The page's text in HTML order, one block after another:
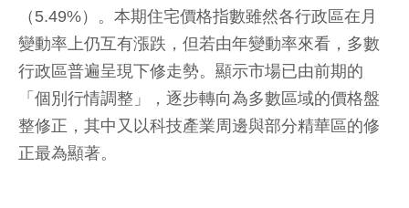
（5.49%）。本期住宅價格指數雖然各行政區在月
變動率上仍互有漲跌，但若由年變動率來看，多數
行政區普遍呈現下修走勢。顯示市場已由前期的
「個別行情調整」，逐步轉向為多數區域的價格盤
整修正，其中又以科技產業周邊與部分精華區的修
正最為顯著。